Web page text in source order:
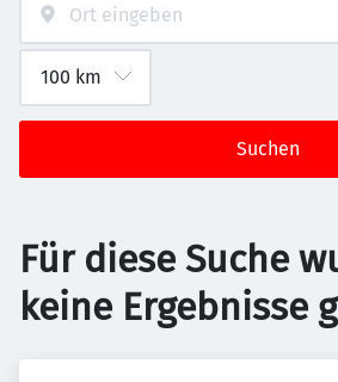
Suchen
Für diese Suche
keine Ergebnisse